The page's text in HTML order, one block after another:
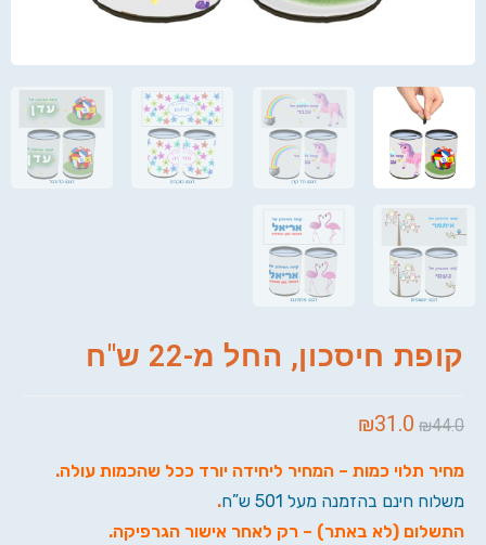
קופת חיסכון, החל מ-22 ש"ח
₪44.0
₪31.0
מחיר תלוי כמות – המחיר ליחידה יורד ככל שהכמות עולה.
משלוח חינם בהזמנה מעל 501 ש”ח
.
התשלום (לא באתר) – רק לאחר אישור הגרפיקה.